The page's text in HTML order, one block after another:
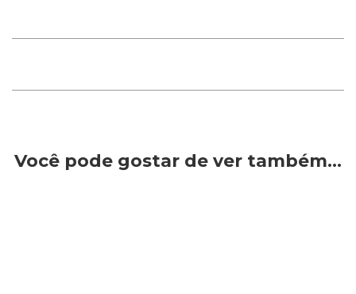
Você pode gostar de ver também…